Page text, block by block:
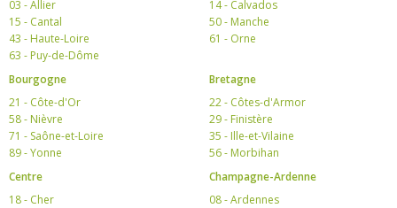
03 - Allier
15 - Cantal
43 - Haute-Loire
63 - Puy-de-Dôme
14 - Calvados
50 - Manche
61 - Orne
Bourgogne
21 - Côte-d'Or
58 - Nièvre
71 - Saône-et-Loire
89 - Yonne
Bretagne
22 - Côtes-d'Armor
29 - Finistère
35 - Ille-et-Vilaine
56 - Morbihan
Centre
18 - Cher
Champagne-Ardenne
08 - Ardennes